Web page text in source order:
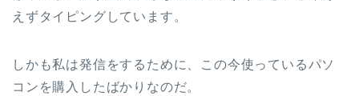
えずタイピングしています。
しかも私は発信をするために、この今使っているパソ
コンを購入したばかりなのだ。